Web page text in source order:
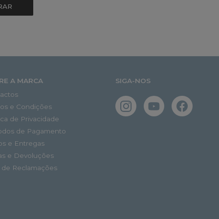
A MARCA
e Condições
de Privacidade
de Pagamento
e Entregas
e Devoluções
de Reclamações
SIGA-NOS